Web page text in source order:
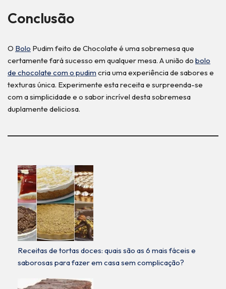
Conclusão
O Bolo Pudim feito de Chocolate é uma sobremesa que
certamente fará sucesso em qualquer mesa. A união do bolo
de chocolate com o pudim cria uma experiência de sabores e
texturas única. Experimente esta receita e surpreenda-se
com a simplicidade e o sabor incrível desta sobremesa
duplamente deliciosa.
Receitas de tortas doces: quais são as 6 mais fáceis e
saborosas para fazer em casa sem complicação?